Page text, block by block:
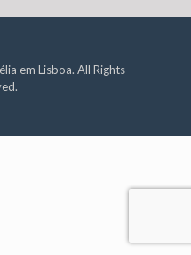
em Lisboa. All Rights